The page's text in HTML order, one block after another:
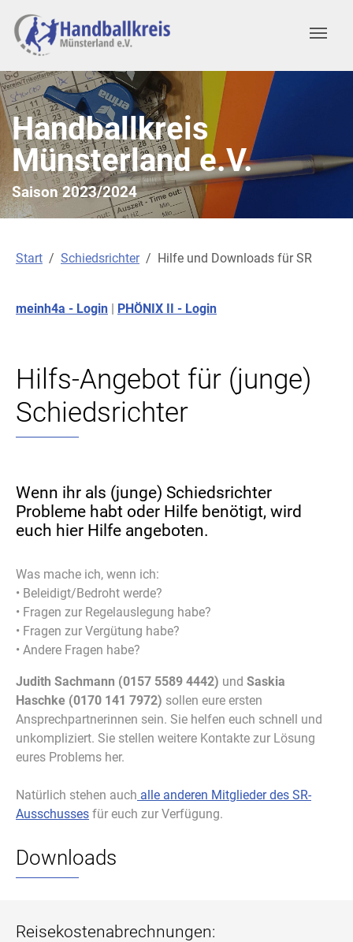
Handballkreis
Münsterland e.V.
Saison 2023/2024
Start Schiedsrichter Hilfe und Downloads für SR
meinh4a - Login | PHÖNIX II - Login
Hilfs-Angebot für (junge)
Schiedsrichter
Wenn ihr als (junge) Schiedsrichter
Probleme habt oder Hilfe benötigt, wird
euch hier Hilfe angeboten.
Was mache ich, wenn ich:
• Beleidigt/Bedroht werde?
• Fragen zur Regelauslegung habe?
• Fragen zur Vergütung habe?
• Andere Fragen habe?
Judith Sachmann (0157 5589 4442) und Saskia
Haschke (0170 141 7972) sollen eure ersten
Ansprechpartnerinnen sein. Sie helfen euch schnell und
unkompliziert. Sie stellen weitere Kontakte zur Lösung
eures Problems her.
Natürlich stehen auch alle anderen Mitglieder des SR-
Ausschusses für euch zur Verfügung.
Downloads
Reisekostenabrechnungen: